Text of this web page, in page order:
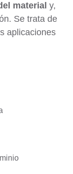
material y,
Se trata de
aplicaciones